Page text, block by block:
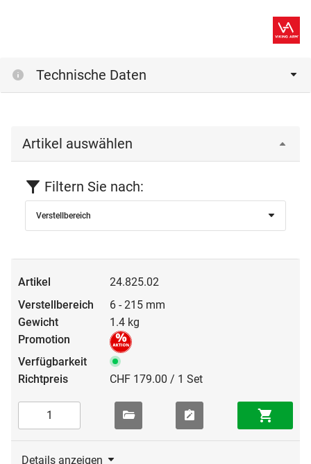
Technische Daten
Artikel auswählen
Filtern Sie nach:
Verstellbereich
24.825.02
6 - 215 mm
1.4 kg
CHF 179.00 / 1 Set
Details anzeigen